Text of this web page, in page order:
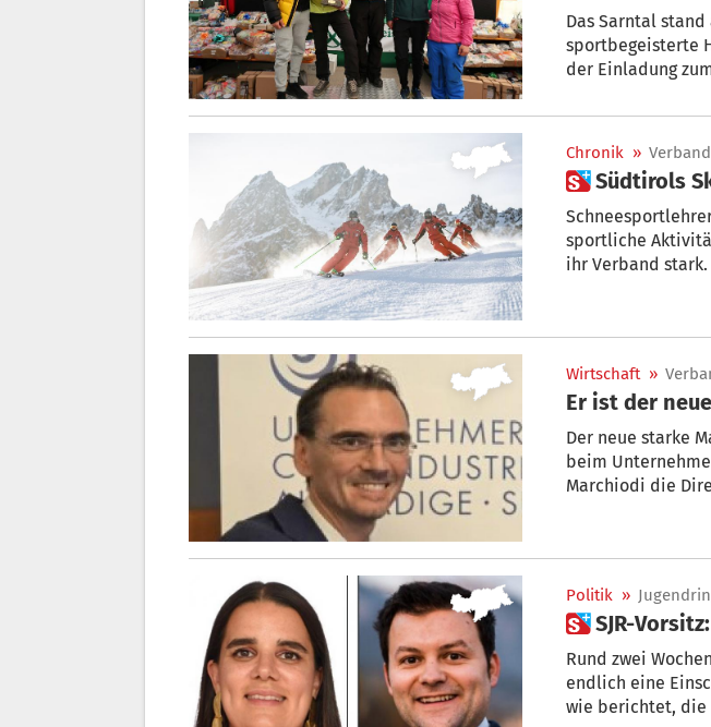
Das Sarntal
sportbegeisterte
der Einladung
organisiert wurde
unter der
Chronik » Verband
 Südtirols
sportliche
ihr Verband
Wirtschaft »
Er ist der
Der neue starke
beim
Marchiodi die
im Juni vom
Politik »
 SJR-
Rund zwei
endlich eine
wie berichtet, die